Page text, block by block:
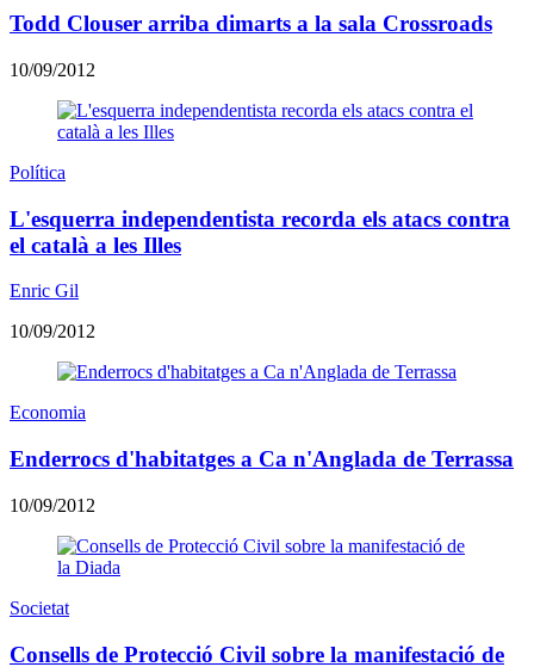
Todd Clouser arriba dimarts a la sala Crossroads
10/09/2012
Política
L'esquerra independentista recorda els atacs contra
el català a les Illes
Enric Gil
10/09/2012
Economia
Enderrocs d'habitatges a Ca n'Anglada de Terrassa
10/09/2012
Societat
Consells de Protecció Civil sobre la manifestació de